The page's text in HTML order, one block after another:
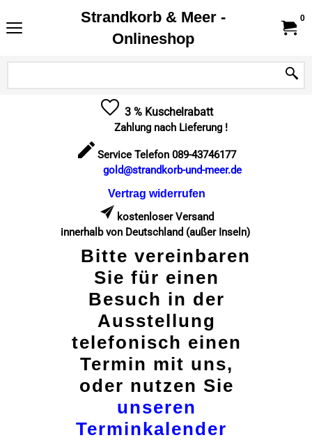
Strandkorb & Meer -
Onlineshop
0
3 % Kuschelrabatt
Zahlung nach Lieferung !
Service Telefon 089-43746177
gold@strandkorb-und-meer.de
Vertrag widerrufen
kostenloser Versand
innerhalb von Deutschland (außer Inseln)
Bitte vereinbaren
Sie für einen
Besuch in der
Ausstellung
telefonisch einen
Termin mit uns,
oder nutzen Sie
unseren
Terminkalender